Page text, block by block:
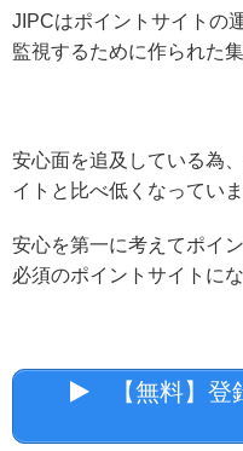
JIPCはポイントサイトの
監視するために作られた
安心面を追及している為
イトと比べ低くなっていま
安心を第一に考えてポイ
必須のポイントサイトにな
【無料】登